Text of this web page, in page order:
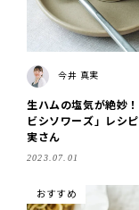
今井 真実
生ハムの塩気が絶妙
ビシソワーズ」レシ
実さん
2023.07.01
おすすめ